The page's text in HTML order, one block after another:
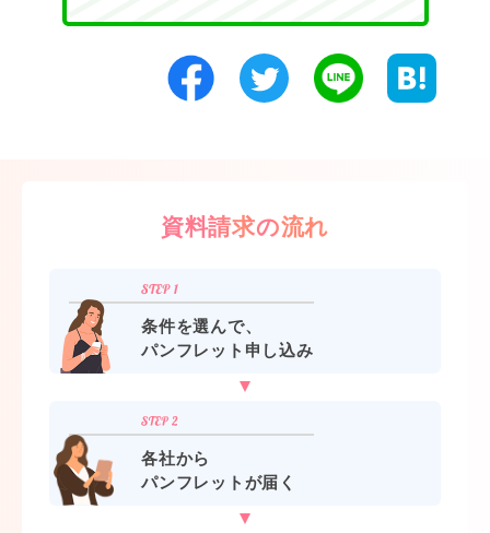
資料請求の流れ
条件を選んで、
パンフレット申し込み
各社から
パンフレットが届く